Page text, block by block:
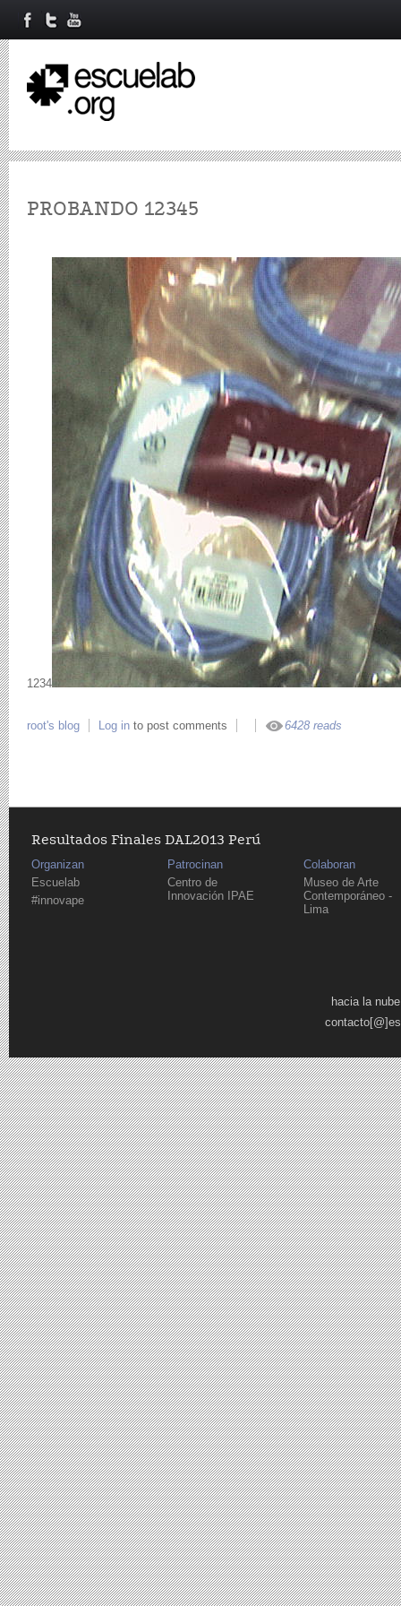
PROBANDO 12345
1234
root's blog Log in to post comments 6428 reads
Resultados Finales DAL2013 Perú
Organizan
Escuelab
#innovape
Patrocinan
Centro de
Innovación IPAE
Colaboran
Museo de Arte
Contemporáneo -
Lima
hacia la